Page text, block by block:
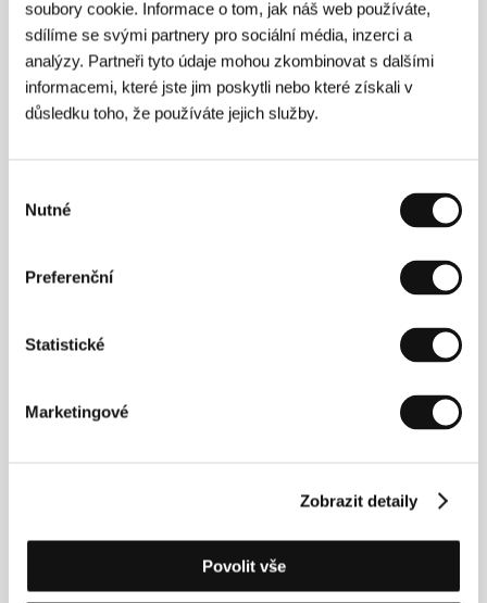
soubory cookie. Informace o tom, jak náš web používáte,
sdílíme se svými partnery pro sociální média, inzerci a
analýzy. Partneři tyto údaje mohou zkombinovat s dalšími
informacemi, které jste jim poskytli nebo které získali v
důsledku toho, že používáte jejich služby.
souhlasu
Nutné
Preferenční
Statistické
Marketingové
Zobrazit detaily
Povolit vše
Vladimir Blaževski(1955, Skopje, Makedonie)
absolvoval filmovou režii na bělehradské Filmové,
divadelní, rozhlasové a televizní akademii (1978). Od
ukončení studií působí jako profesionální filmař,
natočil několik dokumentů, reklam a řadu televizních
(2004). Je režisérem celovečerních snímků
Haj-Faj
Bulvár Revoluce,
Kontakty
Vladimir Komarov 33, 2/1, 1000, Skopje
Severní Makedonie